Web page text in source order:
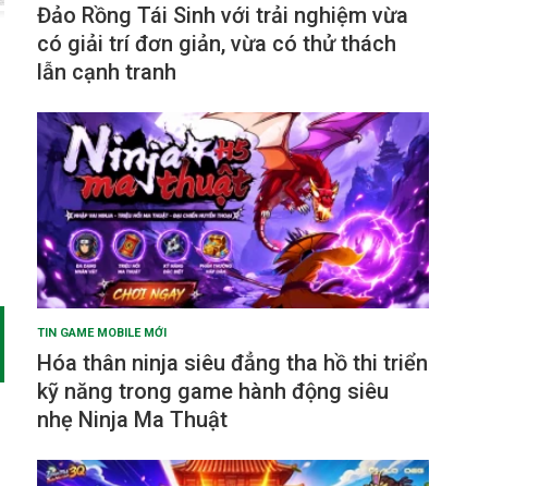
Đảo Rồng Tái Sinh với trải nghiệm vừa
có giải trí đơn giản, vừa có thử thách
lẫn cạnh tranh
TIN GAME MOBILE MỚI
Hóa thân ninja siêu đẳng tha hồ thi triển
kỹ năng trong game hành động siêu
nhẹ Ninja Ma Thuật